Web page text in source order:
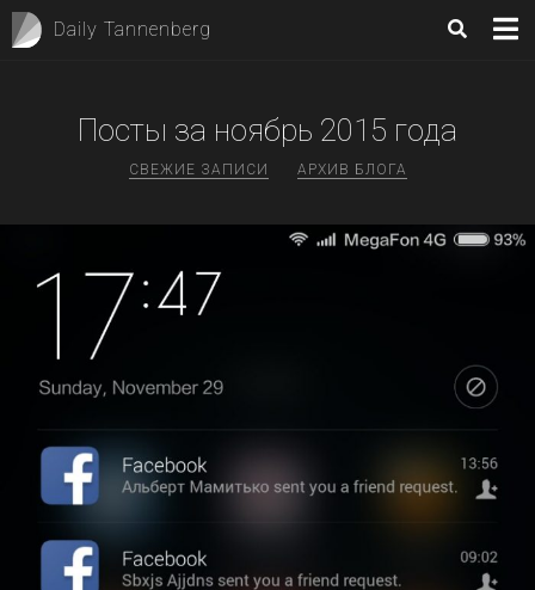
Daily Tannenberg
Посты за ноябрь 2015 года
СВЕЖИЕ ЗАПИСИ АРХИВ БЛОГА